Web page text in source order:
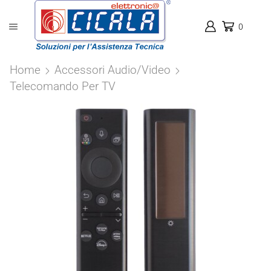
0
Home
Accessori Audio/Video
Telecomando Per TV